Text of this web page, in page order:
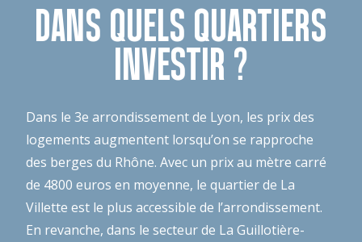
DANS QUELS QUARTIERS
INVESTIR ?
Dans le 3e arrondissement de Lyon, les prix des
logements augmentent lorsqu’on se rapproche
des berges du Rhône. Avec un prix au mètre carré
de 4800 euros en moyenne, le quartier de La
Villette est le plus accessible de l’arrondissement.
En revanche, dans le secteur de La Guillotière-